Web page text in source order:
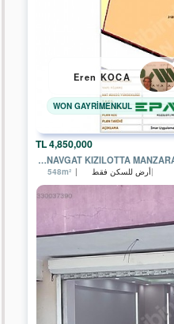
4,850,000 TL
MANAVGAT KIZILOTTA MANZARALI SATILIK ARSA - YATIRIM FIRSATI
أرض للسكن فقط 548m²
Eren KOCA